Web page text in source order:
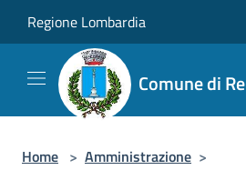
Regione Lombardia
Comune di
Home > Amministrazione >